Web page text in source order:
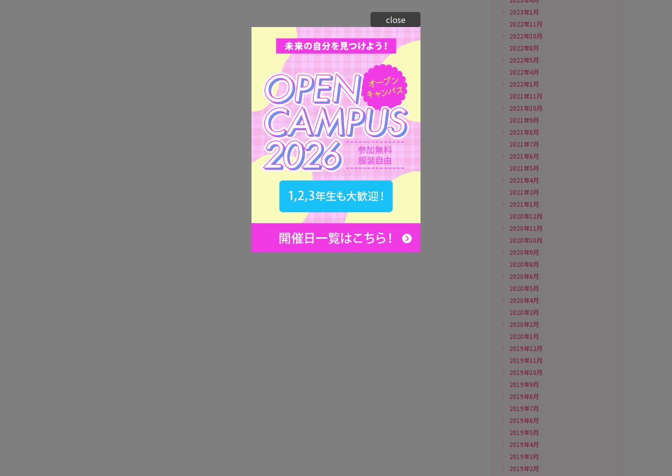
2023年1月
2022年11月
2022年10月
2022年8月
2022年5月
2022年4月
2022年1月
2021年11月
2021年10月
2021年9月
2021年8月
2021年7月
2021年6月
2021年5月
2021年4月
2021年3月
2021年1月
2020年12月
2020年11月
2020年10月
2020年9月
2020年8月
2020年6月
2020年5月
2020年4月
2020年3月
2020年2月
2020年1月
2019年12月
2019年11月
2019年10月
2019年9月
2019年8月
2019年7月
2019年6月
2019年5月
2019年4月
2019年3月
2019年2月
close